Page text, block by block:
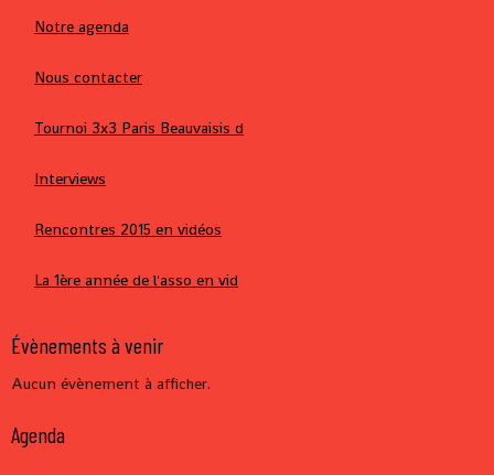
Notre agenda
Nous contacter
Tournoi 3x3 Paris Beauvaisis d
Interviews
Rencontres 2015 en vidéos
La 1ère année de l'asso en vid
Évènements à venir
Aucun évènement à afficher.
Agenda